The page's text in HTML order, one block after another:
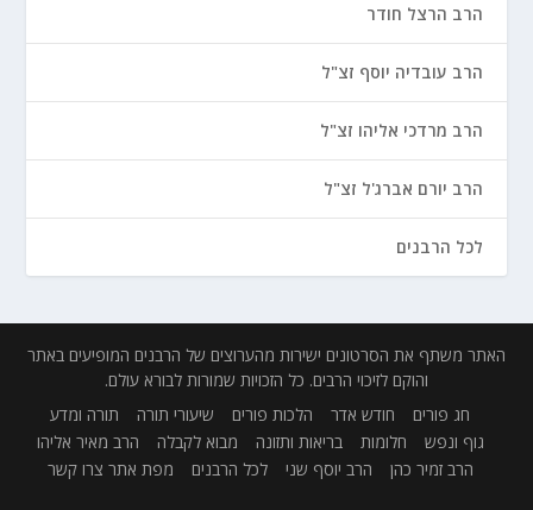
הרב הרצל חודר
הרב עובדיה יוסף זצ"ל
הרב מרדכי אליהו זצ"ל
הרב יורם אברג'ל זצ"ל
לכל הרבנים
האתר משתף את הסרטונים ישירות מהערוצים של הרבנים המופיעים באתר
והוקם לזיכוי הרבים. כל הזכויות שמורות לבורא עולם.
חג פורים
חודש אדר הלכות פורים שיעורי תורה
תורה ומדע
גוף ונפש
חלומות בריאות ותזונה מבוא לקבלה
הרב מאיר אליהו
הרב זמיר כהן
הרב יוסף שני לכל הרבנים מפת אתר צרו קשר